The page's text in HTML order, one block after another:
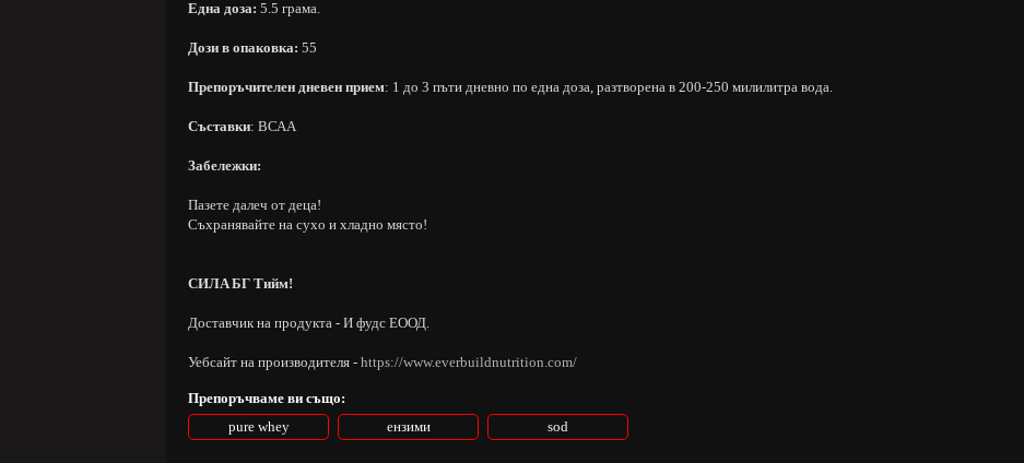
Една доза: 5.5 грама.
Дози в опаковка: 55
Πpeпopъчитeлeн днeвeн пpиeм: 1 до 3 пъти дневно по една доза, разтворена в 200-250 милилитра вода.
Съставки: ВСАА
Забележки:
Пазете далеч от деца!
Съхранявайте на сухо и хладно място!
CИЛA БГ Tийм!
Доставчик на продукта - И фудс ЕООД.
Уебсайт на производителя - https://www.everbuildnutrition.com/
Препоръчваме ви също:
pure whey
ензими sod